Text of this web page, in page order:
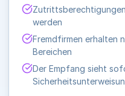
werden
Fremdfirmen erhalten
Bereichen
Der Empfang sieht